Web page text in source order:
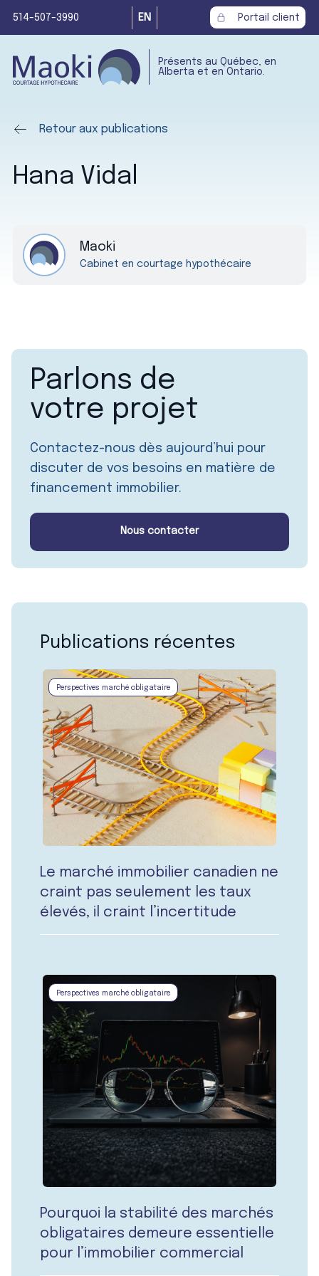
514-507-3990 EN Portail client
Présents au Québec, en
Alberta et en Ontario.
Hana Vidal
Maoki
Cabinet en courtage hypothécaire
Retour aux publications
Parlons de
votre projet
Contactez-nous dès aujourd’hui pour
discuter de vos besoins en matière de
financement immobilier.
Nous contacter
Publications récentes
Perspectives marché obligataire
Le marché immobilier canadien ne
craint pas seulement les taux
élevés, il craint l’incertitude
Perspectives marché obligataire
Pourquoi la stabilité des marchés
obligataires demeure essentielle
pour l’immobilier commercial